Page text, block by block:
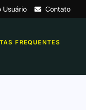
Usuário Contato
FREQUENTES